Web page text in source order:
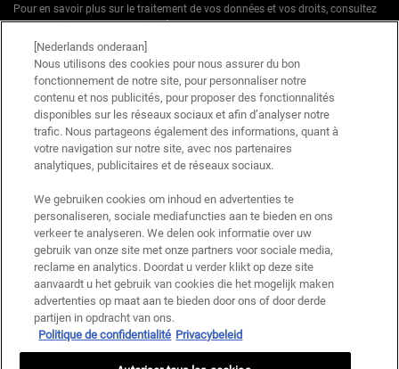
Pour en savoir plus sur le traitement de vos données et vos droits, consultez
notrePolitique de confidentialité.
* Offre de bienvenue valable pour une première commande. Non cumulable
avec d'autres offres ou promotions en cours, mais cumulable avec les offres
'Cadeau avec achat' . Utilisation limitée à une seule fois par client. Non
applicable sur les éditions limitées & ensembles.
Ce site est protégé par Cloudflare et la politique de confidentialité et les conditions
dutilisation sappliquent.
S’INSCRIRE
Informations sur le fabricant
KIEHL'S
14, rue Royale - 75008 Paris France
[Nederlands onderaan]
Nous utilisons des cookies pour nous assurer du bon
fonctionnement de notre site, pour personnaliser notre
contenu et nos publicités, pour proposer des fonctionnalités
disponibles sur les réseaux sociaux et afin d’analyser notre
trafic. Nous partageons également des informations, quant à
votre navigation sur notre site, avec nos partenaires
analytiques, publicitaires et de réseaux sociaux.
We gebruiken cookies om inhoud en advertenties te
personaliseren, sociale mediafuncties aan te bieden en ons
verkeer te analyseren. We delen ook informatie over uw
gebruik van onze site met onze partners voor sociale media,
reclame en analytics. Doordat u verder klikt op deze site
aanvaardt u het gebruik van cookies die het mogelijk maken
advertenties op maat aan te bieden door ons of door derde
partijen in opdracht van ons.
Politique de confidentialité Privacybeleid